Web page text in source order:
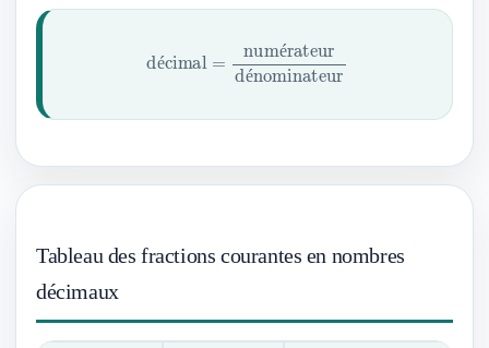
é
é
é
numérateurdénominateur
Tableau des fractions courantes en nombres
décimaux